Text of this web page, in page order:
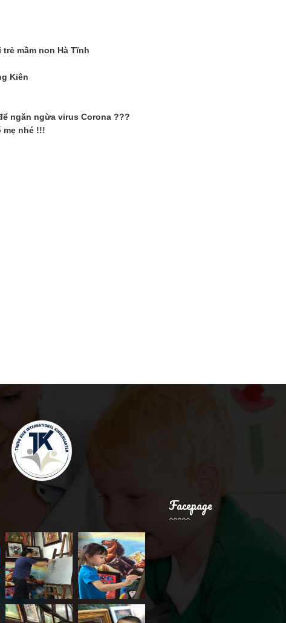
mầm non Hà Tĩnh
Kiên
ngăn ngừa virus Corona ???
nhé !!!
Facepage